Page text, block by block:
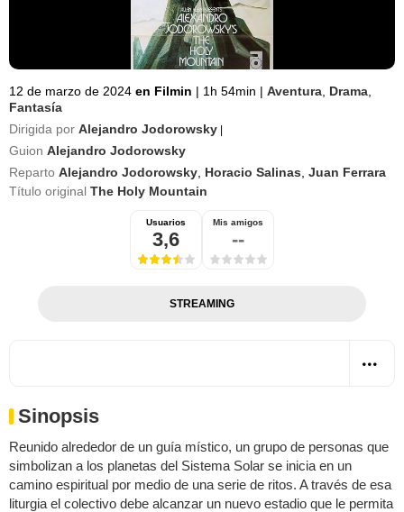
12 de marzo de 2024 en Filmin | 1h 54min | Aventura Drama
Fantasía
Dirigida por Alejandro Jodorowsky
Guion Alejandro Jodorowsky
Reparto Alejandro Jodorowsky Horacio Salinas Juan Ferrara
Título original The Holy Mountain
Usuarios
3,6
Mis amigos
--
STREAMING
Sinopsis
Reunido alrededor de un guía místico, un grupo de personas que
simbolizan a los planetas del Sistema Solar se inicia en un
camino espiritual por medio de una serie de ritos. A través de esa
liturgia el colectivo debe alcanzar un nuevo estadio que le permita